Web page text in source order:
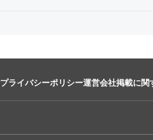
プライバシーポリシー運営会社掲載に関